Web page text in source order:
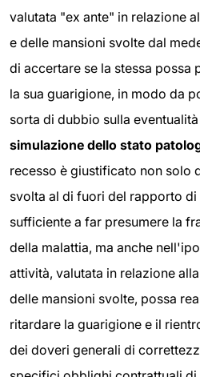
valutata "ex ante" in relazione
e delle mansioni svolte dal
di accertare se la stessa possa
la sua guarigione, in modo da
sorta di dubbio sulla
simulazione dello stato
recesso è giustificato non solo
svolta al di fuori del rapporto
sufficiente a far presumere la
della malattia, ma anche
attività, valutata in relazione
delle mansioni svolte, possa
ritardare la guarigione e il
dei doveri generali di